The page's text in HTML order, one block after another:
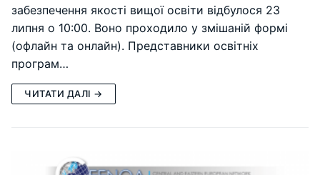
забезпечення якості вищої освіти відбулося 23
липня о 10:00. Воно проходило у змішаній формі
(офлайн та онлайн). Представники освітніх
програм…
ЧИТАТИ ДАЛІ →